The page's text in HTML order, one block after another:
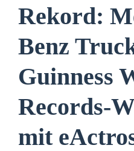
Rekord:
Benz
Guinness
Records-
mit